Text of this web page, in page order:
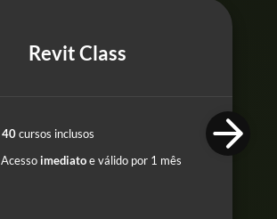
Revit Class
40cursos inclusos
Acessoimediatoe válido por 1 mês